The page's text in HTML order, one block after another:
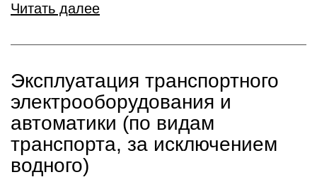
Читать далее
Эксплуатация транспортного
электрооборудования и
автоматики (по видам
транспорта, за исключением
водного)